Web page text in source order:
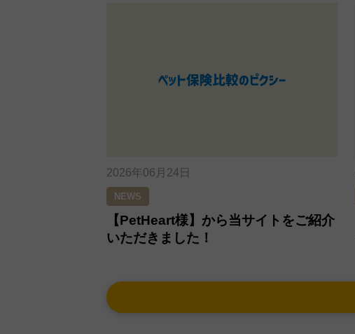
2026年06月24日
NEWS
【PetHeart様】から当サイトをご紹介
いただきました！